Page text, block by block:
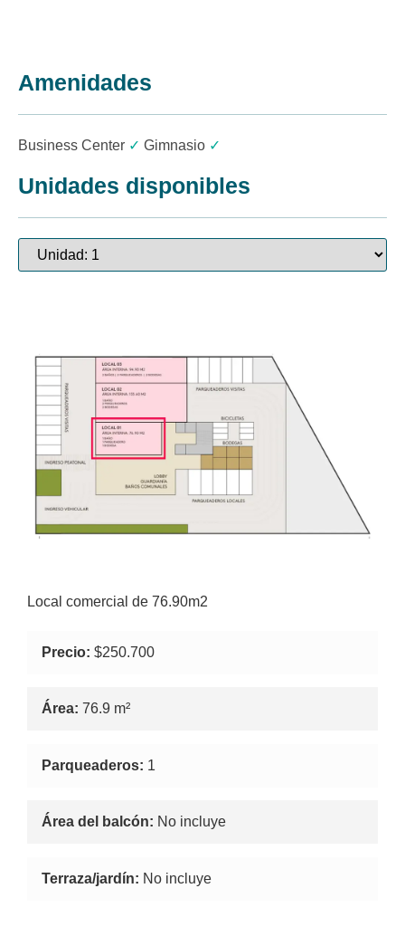
Amenidades
Business Center ✓ Gimnasio ✓
Unidades disponibles
Local comercial de 76.90m2
Precio: $250.700
Área: 76.9 m²
Parqueaderos: 1
Área del balcón: No incluye
Terraza/jardín: No incluye